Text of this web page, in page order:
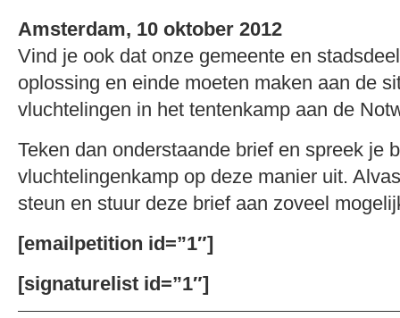
Amsterdam, 10 oktober 2012
Vind je ook dat onze gemeente en
oplossing en einde moeten maken aan de
vluchtelingen in het tentenkamp aan de
Teken dan onderstaande brief en spreek je
vluchtelingenkamp op deze manier uit.
steun en stuur deze brief aan zoveel
[emailpetition id=”1″]
[signaturelist id=”1″]